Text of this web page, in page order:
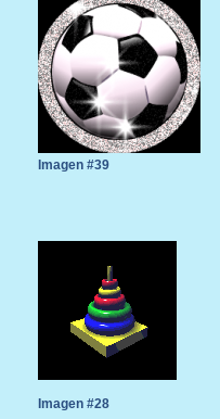
Imagen #39
Imagen #28